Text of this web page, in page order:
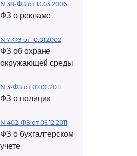
N 38-ФЗ от 13.03.2006
ФЗ о рекламе
N 7-ФЗ от 10.01.2002
ФЗ об охране
окружающей среды
N 3-ФЗ от 07.02.2011
ФЗ о полиции
N 402-ФЗ от 06.12.2011
ФЗ о бухгалтерском
учете